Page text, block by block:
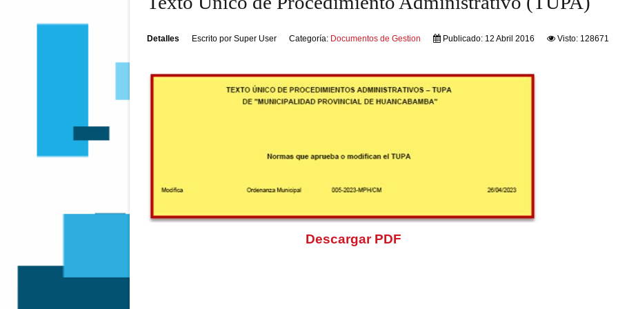
Detalles Escrito por Super User Categoría: Documentos de Gestion Publicado: 12 Abril 2016 Visto: 128671
Descargar PDF